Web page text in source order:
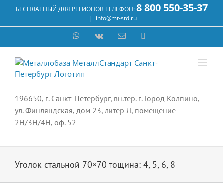
content
БЕСПЛАТНЫЙ ДЛЯ РЕГИОНОВ ТЕЛЕФОН:8 800 550-35-37
| info@mt-std.ru
WhatsApp
Vk Email
196650, г. Санкт-Петербург, вн.тер. г. Город Колпино,
ул. Финляндская, дом 23, литер Л, помещение
2Н/3Н/4Н, оф. 52
Уголок стальной 70×70 тощина: 4, 5, 6, 8